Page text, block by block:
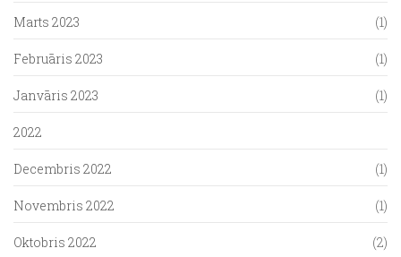
Marts 2023 (1)
Februāris 2023 (1)
Janvāris 2023 (1)
2022
Decembris 2022 (1)
Novembris 2022 (1)
Oktobris 2022 (2)